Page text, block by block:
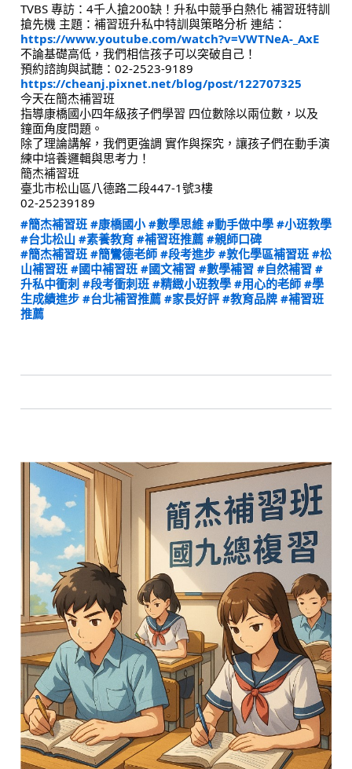
TVBS 專訪：4千人搶200缺！升私中競爭白熱化 補習班特訓
搶先機 主題：補習班升私中特訓與策略分析 連結：
https://www.youtube.com/watch?v=VWTNeA-_AxE
不論基礎高低，我們相信孩子可以突破自己！
預約諮詢與試聽：02-2523-9189
https://cheanj.pixnet.net/blog/post/122707325
今天在簡杰補習班
指導康橋國小四年級孩子們學習 四位數除以兩位數，以及
鐘面角度問題。
除了理論講解，我們更強調 實作與探究，讓孩子們在動手演
練中培養邏輯與思考力！
簡杰補習班
臺北市松山區八德路二段447-1號3樓
02-25239189
#簡杰補習班 #康橋國小 #數學思維 #動手做中學 #小班教學
#台北松山 #素養教育 #補習班推薦 #親師口碑
#簡杰補習班 #簡鸞德老師 #段考進步 #敦化學區補習班 #松
山補習班 #國中補習班 #國文補習 #數學補習 #自然補習 #
升私中衝刺 #段考衝刺班 #精緻小班教學 #用心的老師 #學
生成績進步 #台北補習推薦 #家長好評 #教育品牌 #補習班
推薦